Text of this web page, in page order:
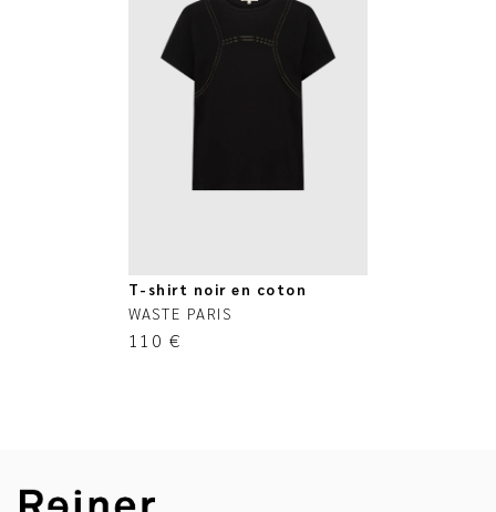
T-shirt noir en coton
WASTE PARIS
110 €